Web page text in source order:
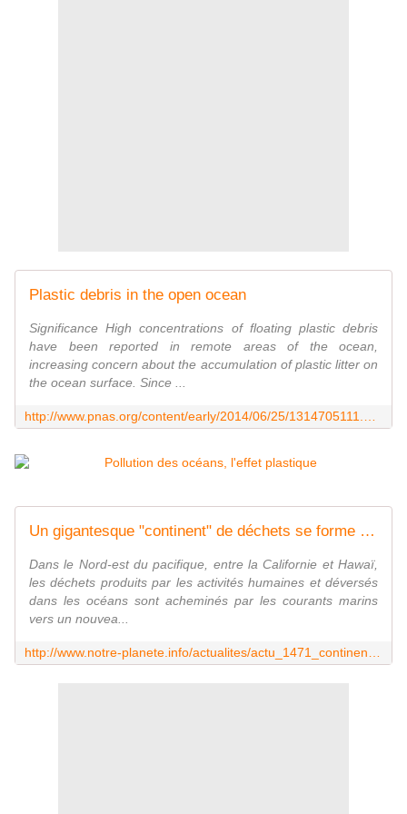
Plastic debris in the open ocean
Significance High concentrations of floating plastic debris
have been reported in remote areas of the ocean,
increasing concern about the accumulation of plastic litter on
the ocean surface. Since ...
Un gigantesque "continent" de déchets se forme dans le Pacifique Nord - notre-planete.info
Dans le Nord-est du pacifique, entre la Californie et Hawaï,
les déchets produits par les activités humaines et déversés
dans les océans sont acheminés par les courants marins
vers un nouvea...